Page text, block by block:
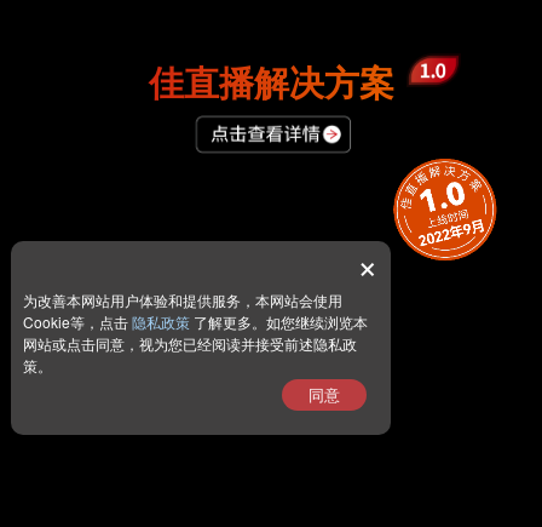
佳直播解决方案
为改善本网站用户体验和提供服务，本网站会使用
Cookie等，点击隐私政策 了解更多。如您继续浏览本
网站或点击同意，视为您已经阅读并接受前述隐私政
策。
×
同意